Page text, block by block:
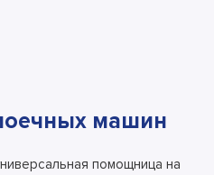
машин
помощница на